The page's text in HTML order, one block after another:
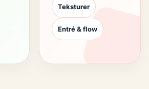
Teksturer
Entré & flow